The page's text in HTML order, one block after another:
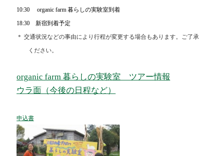
10:30 organic farm 暮らしの実験室到着
18:30 新宿到着予定
＊ 交通状況などの事由により行程が変更する場合もあります。ご了承
ください。
organic farm 暮らしの実験室 ツアー情報
ウラ面（今後の日程など）
申込書